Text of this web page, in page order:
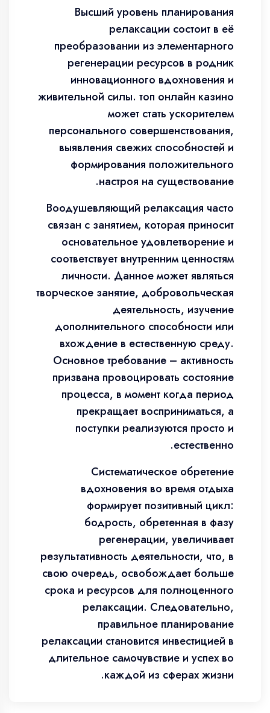
Высший уровень планирования
релаксации состоит в её
преобразовании из элементарного
регенерации ресурсов в родник
инновационного вдохновения и
живительной силы. топ онлайн казино
может стать ускорителем
персонального совершенствования,
выявления свежих способностей и
формирования положительного
настроя на существование.
Воодушевляющий релаксация часто
связан с занятием, которая приносит
основательное удовлетворение и
соответствует внутренним ценностям
личности. Данное может являться
творческое занятие, добровольческая
деятельность, изучение
дополнительного способности или
вхождение в естественную среду.
Основное требование – активность
призвана провоцировать состояние
процесса, в момент когда период
прекращает восприниматься, а
поступки реализуются просто и
естественно.
Систематическое обретение
вдохновения во время отдыха
формирует позитивный цикл:
бодрость, обретенная в фазу
регенерации, увеличивает
результативность деятельности, что, в
свою очередь, освобождает больше
срока и ресурсов для полноценного
релаксации. Следовательно,
правильное планирование
релаксации становится инвестицией в
длительное самочувствие и успех во
каждой из сферах жизни.